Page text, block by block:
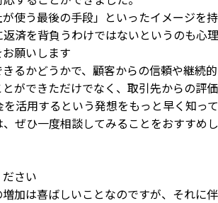
使う最後の手段」といったイメージ
済を背負うわけではないというのも心
願いします
るかどうかで、顧客からの信頼や継
ができただけでなく、取引先からの評価
活用するという発想をもっと早く知
ぜひ一度相談してみることをおすすめし
さい
加は喜ばしいことなのですが、それ